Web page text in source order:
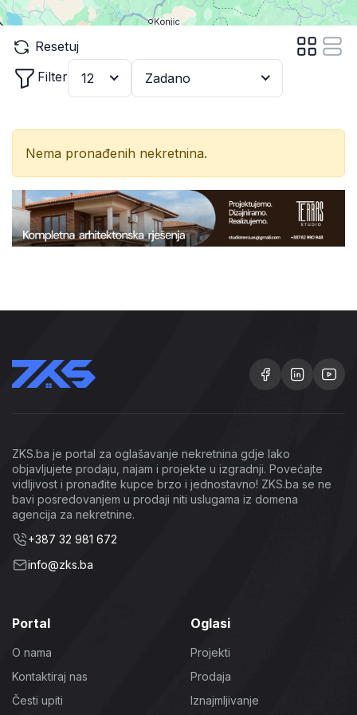
Resetuj
Filter
12 Zadano
Nema pronađenih nekretnina.
ZKS.ba je portal za oglašavanje nekretnina gdje lako
objavljujete prodaju, najam i projekte u izgradnji. Povećajte
vidljivost i pronađite kupce brzo i jednostavno! ZKS.ba se ne
bavi posredovanjem u prodaji niti uslugama iz domena
agencija za nekretnine.
+387 32 981 672
info@zks.ba
Portal
O nama
Kontaktiraj nas
Česti upiti
Oglasi
Projekti
Prodaja
Iznajmljivanje